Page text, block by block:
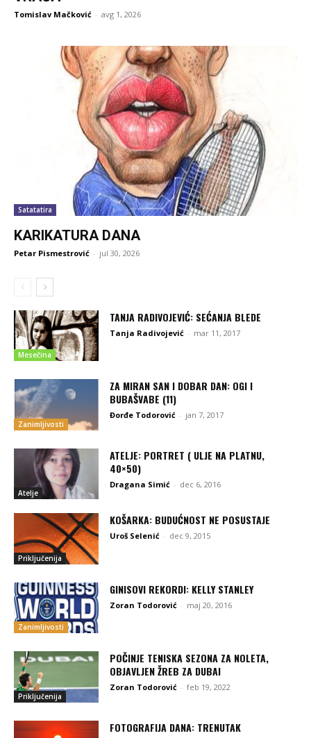
Tomislav Mačković - avg 1, 2026
Satatatira
KARIKATURA DANA
Petar Pismestrović - jul 30, 2026
Mesečina
TANJA RADIVOJEVIĆ: SEĆANJA BLEDE
Tanja Radivojević - mar 11, 2017
Zanimljivosti
ZA MIRAN SAN I DOBAR DAN: OGI I
BUBAŠVABE (11)
Đorđe Todorović - jan 7, 2017
Atelje
ATELJE: PORTRET ( ULJE NA PLATNU,
40×50)
Dragana Simić - dec 6, 2016
Priključenija
KOŠARKA: BUDUĆNOST NE POSUSTAJE
Uroš Selenić - dec 9, 2015
Zanimljivosti
GINISOVI REKORDI: KELLY STANLEY
Zoran Todorović - maj 20, 2016
Priključenija
POČINJE TENISKA SEZONA ZA NOLETA,
OBJAVLJEN ŽREB ZA DUBAI
Zoran Todorović - feb 19, 2022
FOTOGRAFIJA DANA: TRENUTAK